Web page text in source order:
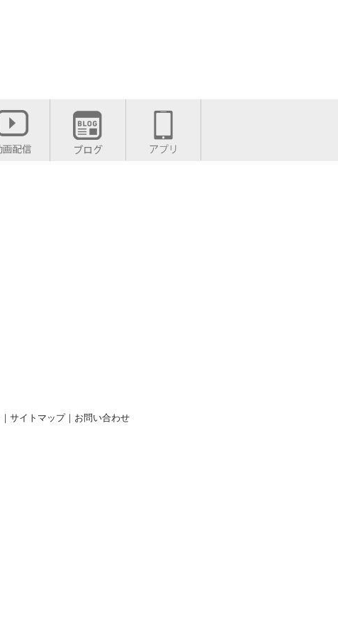
｜ サイトマップ｜ お問い合わせ